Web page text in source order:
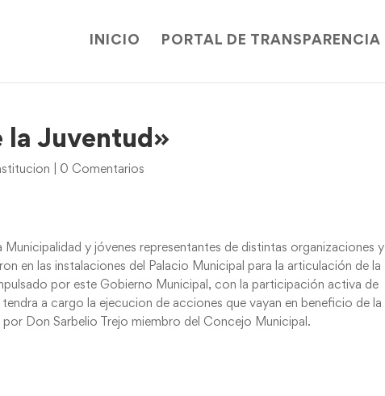
INICIO PORTAL DE TRANSPARENCIA
la Juventud»
0 Comentarios
Municipalidad y jóvenes representantes de distintas organizaciones y
en las instalaciones del Palacio Municipal para la articulación de la
por este Gobierno Municipal, con la participación activa de
a cargo la ejecucion de acciones que vayan en beneficio de la
Don Sarbelio Trejo miembro del Concejo Municipal.